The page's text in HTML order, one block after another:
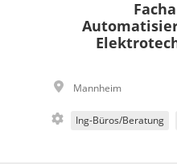
Mannheim
Ing-Büros/Beratung